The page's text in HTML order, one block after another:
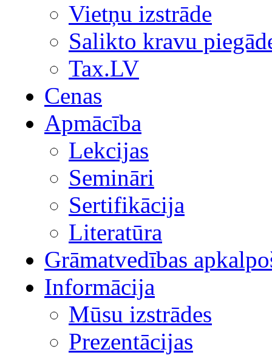
Vietņu izstrāde
Salikto kravu
Tax.LV
Cenas
Apmācība
Lekcijas
Semināri
Sertifikācija
Literatūra
Grāmatvedības
Informācija
Mūsu izstrādes
Prezentācijas